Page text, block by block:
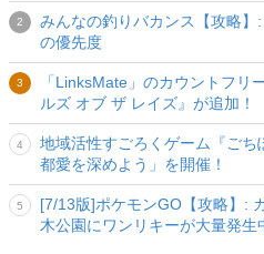
みんなの釣りバカンス【攻略
の優先度
「LinksMate」のカウントフリ
ルズ オブ ザ レイズ』が追加！
地域活性すごろくゲーム『ご
都愛を深めよう」を開催！
[7/13版]ポケモンGO【攻略】:
木公園にワンリキーが大量発生